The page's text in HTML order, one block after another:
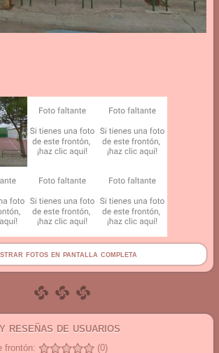
fotos en pantalla completa
reseñas de usuarios
frontón: (0)